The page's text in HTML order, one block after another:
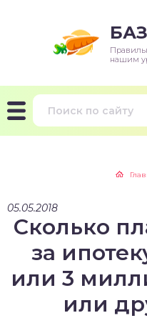
нашим
05.05.2018
Сколько
за
или 3
или